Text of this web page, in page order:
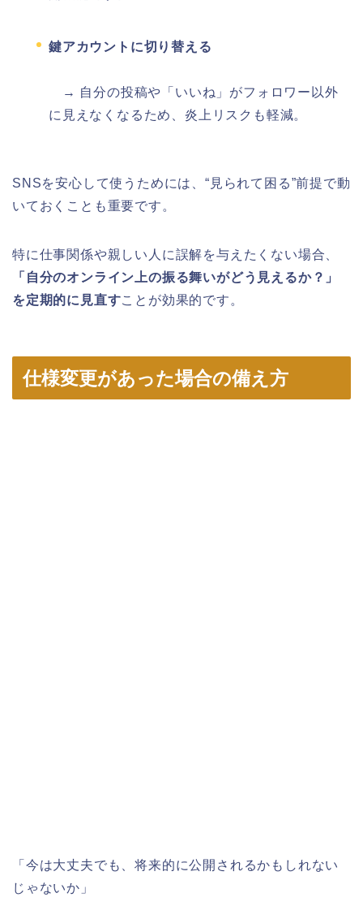
鍵アカウントに切り替える
→ 自分の投稿や「いいね」がフォロワー以外
に見えなくなるため、炎上リスクも軽減。
SNSを安心して使うためには、“見られて困る”前提で動
いておくことも重要です。
特に仕事関係や親しい人に誤解を与えたくない場合、
「自分のオンライン上の振る舞いがどう見えるか？」
を定期的に見直すことが効果的です。
仕様変更があった場合の備え方
「今は大丈夫でも、将来的に公開されるかもしれない
じゃないか」